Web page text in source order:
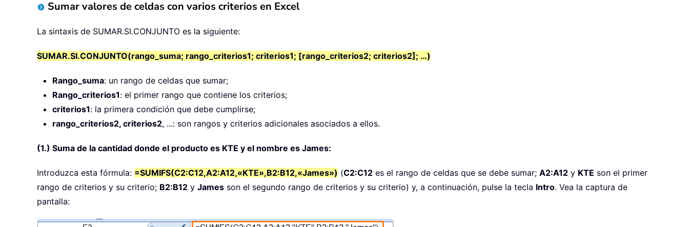
Sumar valores de celdas con varios criterios en Excel
La sintaxis de SUMAR.SI.CONJUNTO es la siguiente:
SUMAR.SI.CONJUNTO(rango_suma; rango_criterios1; criterios1; [rango_criterios2; criterios2]; …)
Rango_suma: un rango de celdas que sumar;
Rango_criterios1: el primer rango que contiene los criterios;
criterios1: la primera condición que debe cumplirse;
rango_criterios2, criterios2, ...: son rangos y criterios adicionales asociados a ellos.
(1.) Suma de la cantidad donde el producto es KTE y el nombre es James:
Introduzca esta fórmula: =SUMIFS(C2:C12,A2:A12,«KTE»,B2:B12,«James») (C2:C12 es el rango de celdas que se debe sumar; A2:A12 y KTE son el primer
rango de criterios y su criterio; B2:B12 y James son el segundo rango de criterios y su criterio) y, a continuación, pulse la tecla Intro. Vea la captura de
pantalla: